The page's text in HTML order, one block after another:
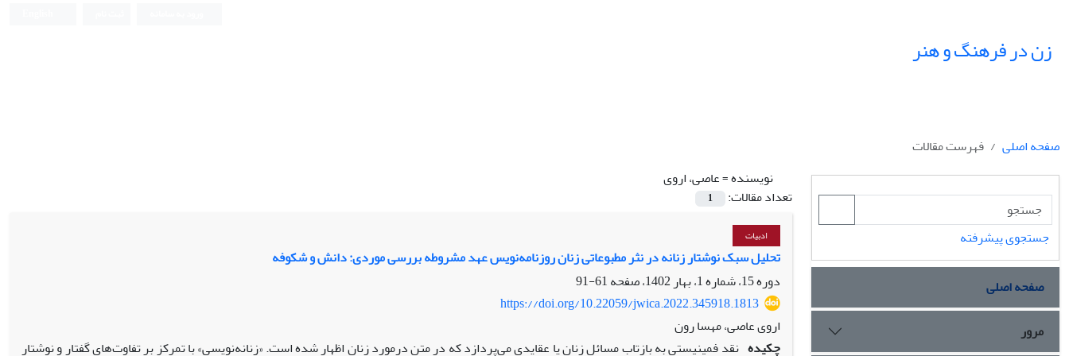
زن در فرهنگ و هنر
صفحه اصلی
فهرست مقالات
نویسنده =عاصی، اروی
تعداد مقالات:
1
ادبیات
تحلیل سبک نوشتار زنانه در نثر مطبوعاتی زنان روزنامه‌نویس عهد مشروطه بررسی موردی: دانش و شکوفه
دوره 15، شماره 1، بهار 1402، صفحه
61-91
https://doi.org/10.22059/jwica.2022.345918.1813
اروی عاصی، مهسا رون
چکیده نقد فمینیستی به بازتاب مسائل زنان یا عقایدی می‌پردازد که در متن درمورد زنان اظهار شده است. «زنانه‌نویسی» با تمرکز بر تفاوت‌های گفتار و نوشتار
جستجوی پیشرفته
صفحه اصلی
مرور